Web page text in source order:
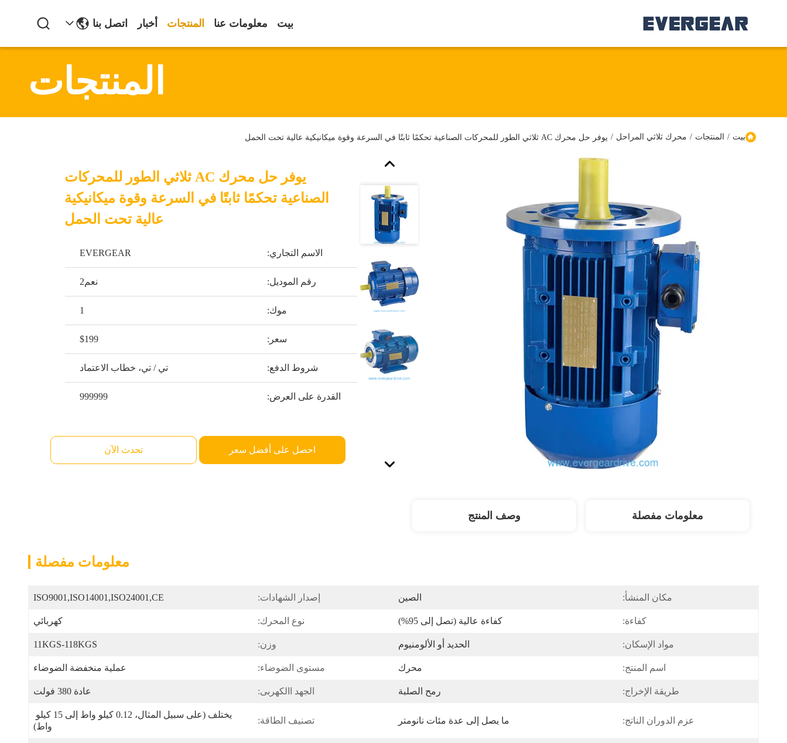
بيت معلومات عنا المنتجات أخبار اتصل بنا
المنتجات
بيت / المنتجات / محرك ثلاثي المراحل / يوفر حل محرك AC ثلاثي الطور للمحركات الصناعية تحكمًا ثابتًا في السرعة وقوة ميكانيكية عالية تحت الحمل
يوفر حل محرك AC ثلاثي الطور للمحركات
الصناعية تحكمًا ثابتًا في السرعة وقوة ميكانيكية
عالية تحت الحمل
الاسم التجاري: EVERGEAR
رقم الموديل: نعم2
موك: 1
سعر: $199
شروط الدفع: تي / تي، خطاب الاعتماد
القدرة على العرض: 999999
احصل على أفضل سعر تحدث الآن
معلومات مفصلة وصف المنتج
معلومات مفصلة
مكان المنشأ: الصين إصدار الشهادات: ISO9001,ISO14001,ISO24001,CE
كفاءة: كفاءة عالية (تصل إلى 95%) نوع المحرك: كهربائي
مواد الإسكان: الحديد أو الألومنيوم وزن: 11KGS-118KGS
اسم المنتج: محرك مستوى الضوضاء: عملية منخفضة الضوضاء
طريقة الإخراج: رمح الصلبة الجهد االكهربى: عادة 380 فولت
عزم الدوران الناتج: ما يصل إلى عدة مئات نانومتر تصنيف الطاقة:
واط)